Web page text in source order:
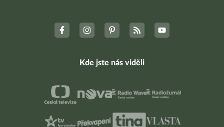
Kde jste nás viděli